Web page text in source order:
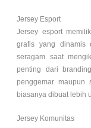
Jersey Esport
Jersey esport
grafis yang dinamis
seragam saat
penting dari
penggemar maupun
biasanya dibuat lebih
Jersey Komunitas